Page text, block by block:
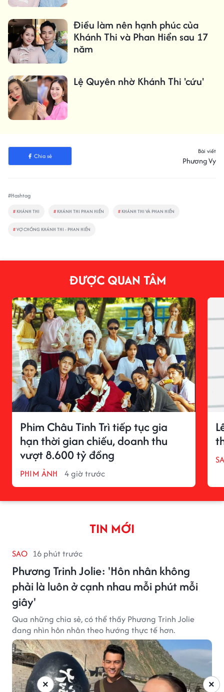
Điều làm nên hạnh phúc của
Khánh Thi và Phan Hiển sau 17
năm
Lệ Quyên nhờ Khánh Thi 'cứu'
Chia sẻ
Bài viết
Phương Vy
#Hashtag
# KHÁNH THI # KHÁNH THI PHAN HIỂN # KHÁNH THI VÀ PHAN HIỂN
#VỢ CHỒNG KHÁNH THI - PHAN HIỂN
ĐƯỢC QUAN TÂM
Phim Châu Tinh Trì tiếp tục gia
hạn thời gian chiếu, doanh thu
vượt 8.600 tỷ đồng
PHIM ẢNH 4 giờ trước
TIN MỚI
SAO 16 phút trước
Phương Trinh Jolie: 'Hôn nhân không
phải là luôn ở cạnh nhau mỗi phút mỗi
giây'
Qua những chia sẻ, có thể thấy Phương Trinh Jolie
đang nhìn hôn nhân theo hướng thực tế hơn.
×
×